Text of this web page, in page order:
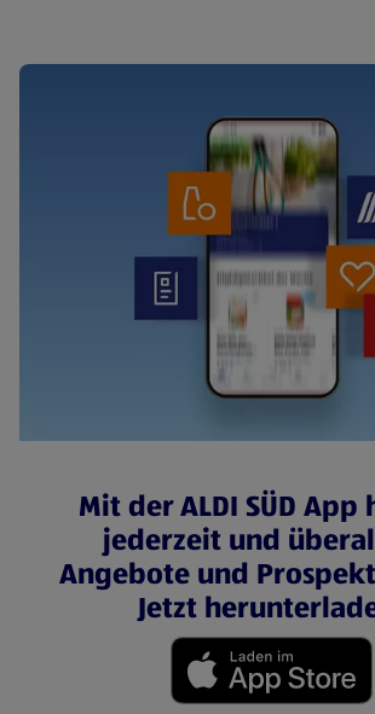
Mit der ALDI SÜD App
jederzeit und
Angebote und
Jetzt